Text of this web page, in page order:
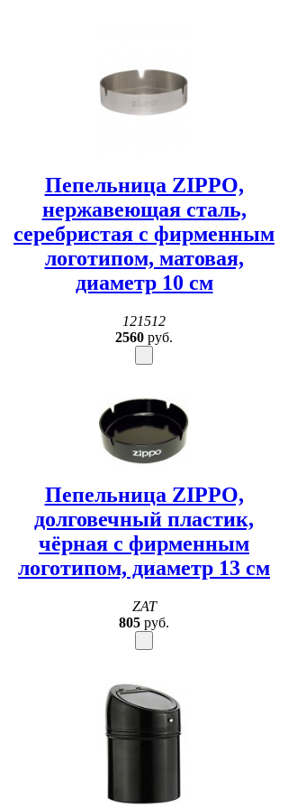
Пепельница ZIPPO,
нержавеющая сталь,
серебристая с фирменным
логотипом, матовая,
диаметр 10 см
121512
2560 руб.
Пепельница ZIPPO,
долговечный пластик,
чёрная с фирменным
логотипом, диаметр 13 см
ZAT
805 руб.